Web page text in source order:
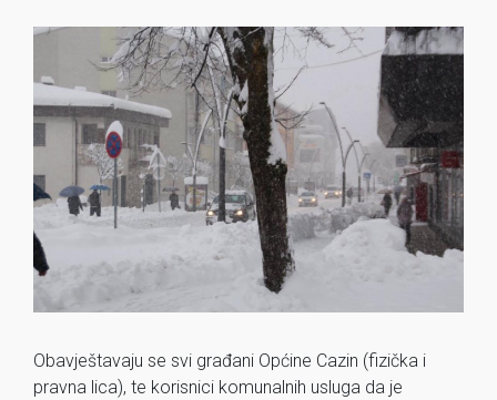
Obavještavaju se svi građani Općine Cazin (fizička i
pravna lica), te korisnici komunalnih usluga da je